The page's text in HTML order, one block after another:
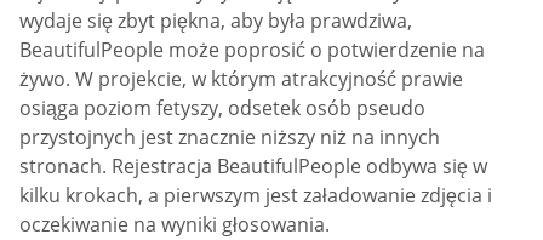
wydaje się zbyt piękna, aby była prawdziwa,
BeautifulPeople może poprosić o potwierdzenie na
żywo. W projekcie, w którym atrakcyjność prawie
osiąga poziom fetyszy, odsetek osób pseudo
przystojnych jest znacznie niższy niż na innych
stronach. Rejestracja BeautifulPeople odbywa się w
kilku krokach, a pierwszym jest załadowanie zdjęcia i
oczekiwanie na wyniki głosowania.